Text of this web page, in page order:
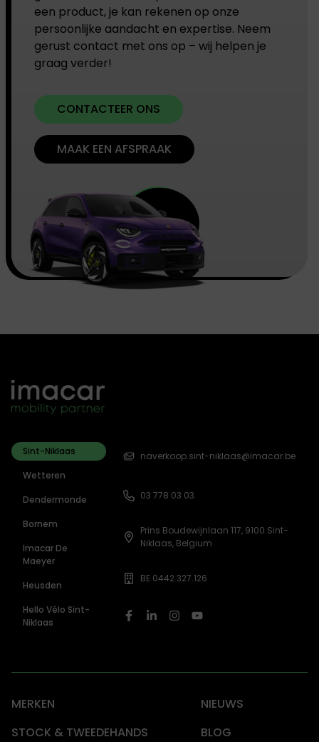
een product, je kan rekenen op onze
persoonlijke aandacht en expertise. Neem
gerust contact met ons op – wij helpen je
graag verder!
CONTACTEER ONS
MAAK EEN AFSPRAAK
Sint-Niklaas
Wetteren
Dendermonde
Bornem
Imacar De
Maeyer
Heusden
Hello Vélo Sint-
Niklaas
naverkoop.sint-niklaas@imacar.be
03 778 03 03
Prins Boudewijnlaan 117, 9100 Sint-
Niklaas, Belgium
BE 0442.327.126
MERKEN
NIEUWS
STOCK & TWEEDEHANDS
BLOG